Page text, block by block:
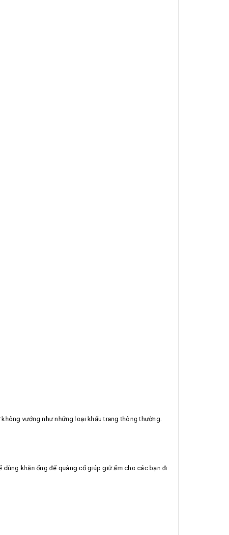
vướng như những loại khẩu trang thông thường.
dùng khăn ống để quàng cổ giúp giữ ấm cho các bạn đi